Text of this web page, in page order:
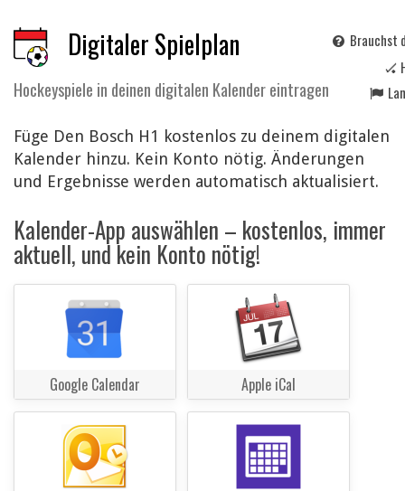
Digitaler Spielplan
Hockeyspiele in deinen digitalen Kalender eintragen
Brauchst
🏑
Füge Den Bosch H1 kostenlos zu deinem digitalen
Kalender hinzu. Kein Konto nötig. Änderungen
und Ergebnisse werden automatisch aktualisiert.
Kalender-App auswählen – kostenlos, immer
aktuell, und kein Konto nötig!
Google Calendar Apple iCal